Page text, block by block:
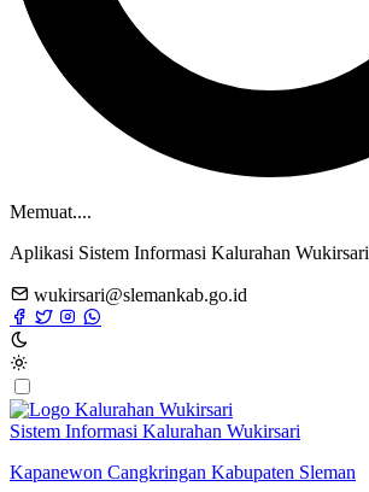
Memuat....
Aplikasi Sistem Informasi Kalurahan Wukirsari
wukirsari@slemankab.go.id
Sistem Informasi Kalurahan Wukirsari
Kapanewon Cangkringan Kabupaten Sleman